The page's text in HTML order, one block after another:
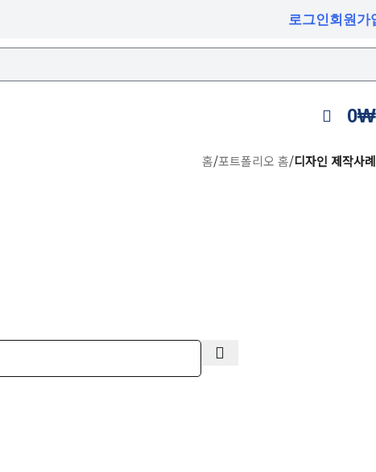
로그인회원가
0₩
홈/포트폴리오 홈/디자인 제작사례